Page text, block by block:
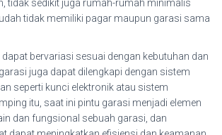
tidak sedikit juga rumah-rumah minimalis
tidak memiliki pagar maupun garasi sama
bervariasi sesuai dengan kebutuhan dan
juga dapat dilengkapi dengan sistem
seperti kunci elektronik atau sistem
itu, saat ini pintu garasi menjadi elemen
dan fungsional sebuah garasi, dan